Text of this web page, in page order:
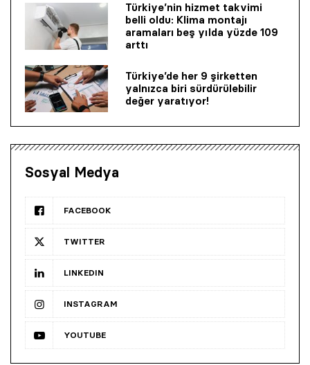
Türkiye’nin hizmet takvimi
belli oldu: Klima montajı
aramaları beş yılda yüzde 109
arttı
Türkiye’de her 9 şirketten
yalnızca biri sürdürülebilir
değer yaratıyor!
Sosyal Medya
FACEBOOK
TWITTER
LINKEDIN
INSTAGRAM
YOUTUBE